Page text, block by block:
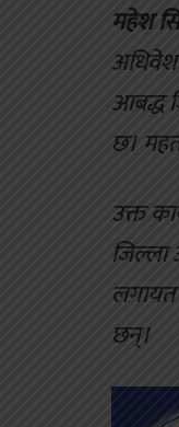
महेश
आबद्ध
छ।
उक्त
जिल्ला
छन्।